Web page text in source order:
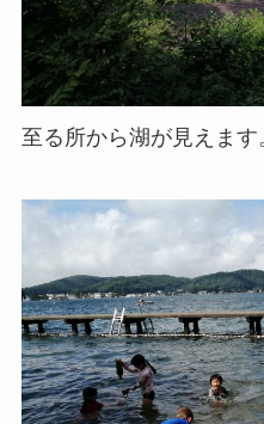
至る所から湖が見えます